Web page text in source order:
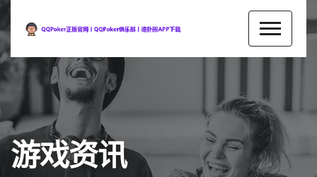
游戏资讯